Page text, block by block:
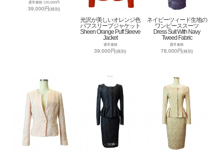
通常価格 120,000円
39,000円(税別)
光沢が美しいオレンジ色
パフスリーブジャケット
Sheen Orange Puff Sleeve
Jacket
通常価格
39,000円(税別)
ネイビーツィード生地の
ワンピーススーツ
Dress Suit With Navy
Tweed Fabric
通常価格
78,000円(税別)